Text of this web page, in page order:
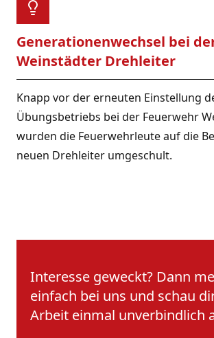
Generationenwechsel bei
Weinstädter Drehleiter
Knapp vor der erneuten Einstellung
Übungsbetriebs bei der Feuerwehr
wurden die Feuerwehrleute auf die
neuen Drehleiter umgeschult.
Interesse geweckt? Dann
einfach bei uns und schau
Arbeit einmal unverbindlich